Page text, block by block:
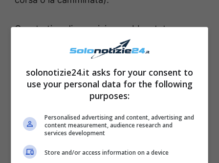
Questo tipo di esercizio sarebbe stato
verso la fine degli anni ’30
all’epoca sarebbe infatti stato utile per
valutarele prestazioni fisichedei nuovi
soldati. Oggi viene invece utilizzato per la
esercizio fisico. E’ infatti in grado di
coinvolgerediverse zone del corpo
aumentare ilbattito cardiaco: un dettaglio
solonotizie24.it asks for your consent to
use your personal data for the following
purposes:
Personalised advertising and content, advertising and
content measurement, audience research and
services development
Store and/or access information on a device